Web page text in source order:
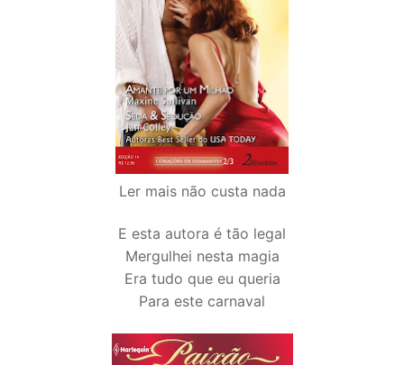
Ler mais não custa nada
E esta autora é tão legal
Mergulhei nesta magia
Era tudo que eu queria
Para este carnaval